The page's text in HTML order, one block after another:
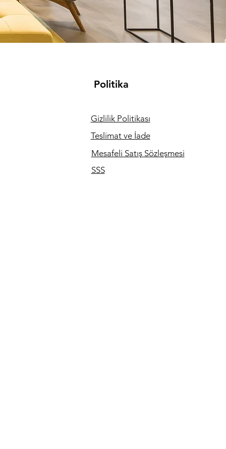
Politika
Gizlilik Politikası
Teslimat ve İade
Mesafeli Satış Sözleşmesi
SSS